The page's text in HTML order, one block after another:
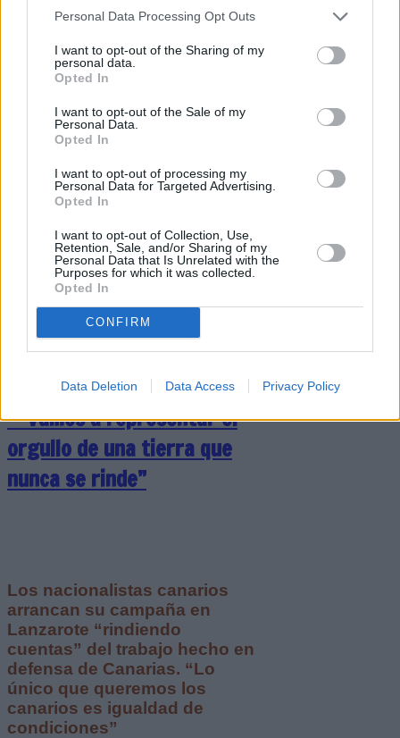
Personal Data Processing Opt Outs
I want to opt-out of the Sharing of my
personal data.
Opted In
I want to opt-out of the Sale of my
Personal Data.
Opted In
I want to opt-out of processing my
Personal Data for Targeted Advertising.
Opted In
I want to opt-out of Collection, Use,
Retention, Sale, and/or Sharing of my
Personal Data that Is Unrelated with the
Purposes for which it was collected.
Opted In
CONFIRM
Data Deletion Data Access Privacy Policy
el vino de la isla no se vea
afectado por la política
arancelaria de Trump
Noemí Ramírez, candidata
Lanzarote.
es el país que más vino consume en
todo el mundo y un mercado en el
que los vinos canarios están
presentes desde hace más de una
década"
Escribir un comentario
Escrito por Redaccion
“Vamos a representar el
orgullo de una tierra que
nunca se rinde”
Los nacionalistas canarios
arrancan su campaña en
Lanzarote “rindiendo
cuentas” del trabajo hecho en
defensa de Canarias. “Lo
único que queremos los
canarios es igualdad de
condiciones”